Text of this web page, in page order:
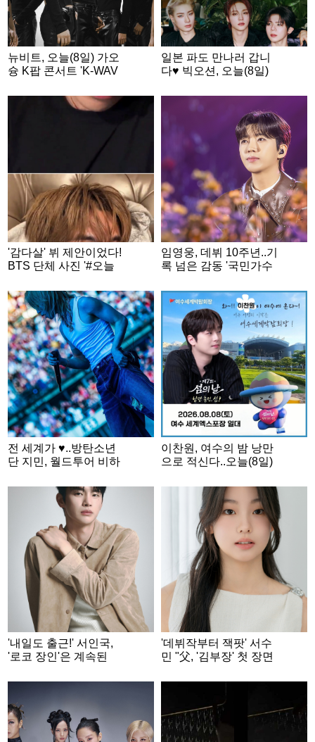
뉴비트, 오늘(8일) 가오
슝 K팝 콘서트 'K-WAV
일본 파도 만나러 갑니
다♥ 빅오션, 오늘(8일)
'감다살' 뷔 제안이었다!
BTS 단체 사진 '#오늘
임영웅, 데뷔 10주년..기
록 넘은 감동 '국민가수
전 세계가 ♥..방탄소년
단 지민, 월드투어 비하
이찬원, 여수의 밤 낭만
으로 적신다..오늘(8일)
대
'내일도 출근!' 서인국,
'로코 장인'은 계속된
게" [★FULL인터뷰]
'데뷔작부터 잭팟' 서수
민 "父, '김부장' 첫 장면
L인터뷰]